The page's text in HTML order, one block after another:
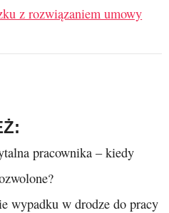
z rozwiązaniem umowy
pracownika – kiedy
wypadku w drodze do pracy